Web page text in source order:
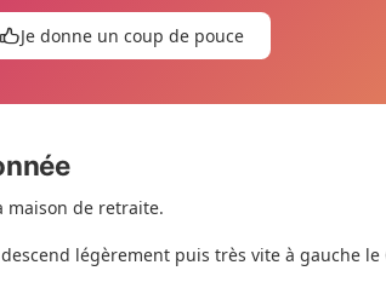
Je donne un coup de pouce
maison de retraite.
légèrement puis très vite à gauche le